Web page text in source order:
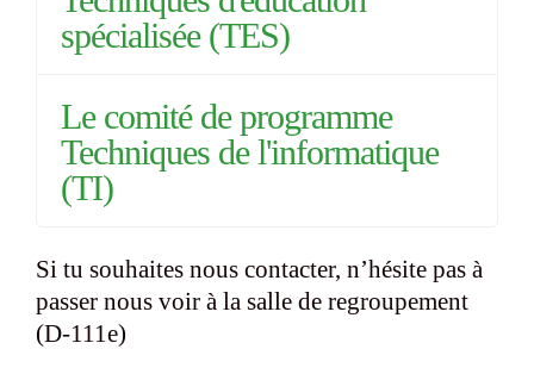
spécialisée (TES)
Le comité de programme
Techniques de l'informatique
(TI)
Si tu souhaites nous contacter, n’hésite pas à
passer nous voir à la salle de regroupement
(D-111e)